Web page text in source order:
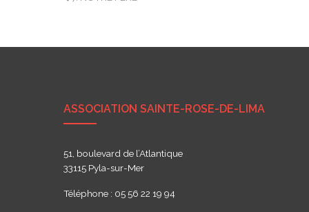
ASSOCIATION SAINTE-ROSE-DE-LIMA
51, boulevard de l’Atlantique
33115 Pyla-sur-Mer
Téléphone : 05 56 22 19 94